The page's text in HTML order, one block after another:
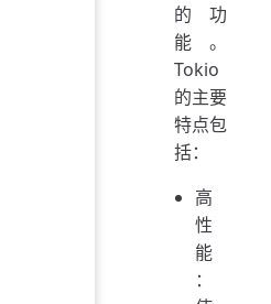
的功
能。
Tokio
的主要
特点包
括：
高
性
能
：